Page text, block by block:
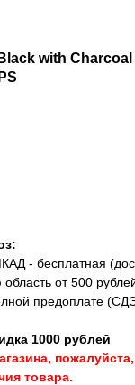
with
- бесплатная
от 500
предоплате
1000 рублей
товара.